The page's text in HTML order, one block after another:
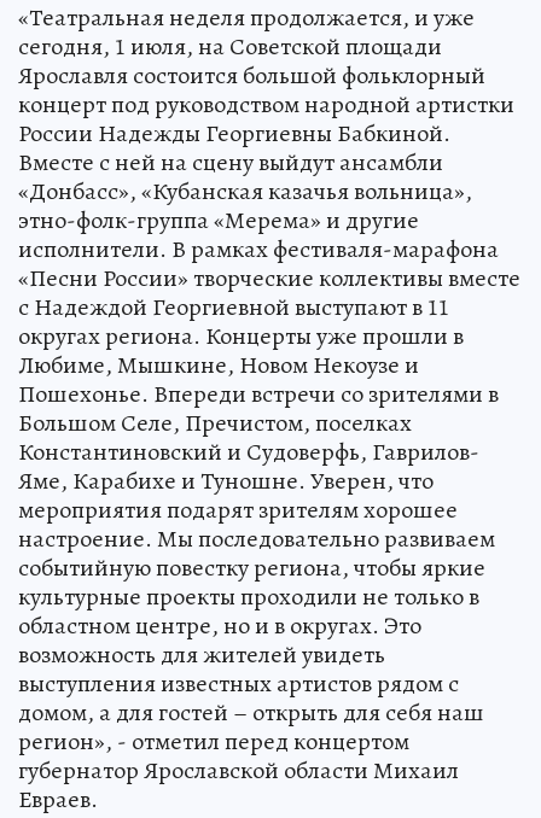
«Театральная неделя продолжается, и уже
сегодня, 1 июля, на Советской площади
Ярославля состоится большой фольклорный
концерт под руководством народной артистки
России Надежды Георгиевны Бабкиной.
Вместе с ней на сцену выйдут ансамбли
«Донбасс», «Кубанская казачья вольница»,
этно-фолк-группа «Мерема» и другие
исполнители. В рамках фестиваля-марафона
«Песни России» творческие коллективы вместе
с Надеждой Георгиевной выступают в 11
округах региона. Концерты уже прошли в
Любиме, Мышкине, Новом Некоузе и
Пошехонье. Впереди встречи со зрителями в
Большом Селе, Пречистом, поселках
Константиновский и Судоверфь, Гаврилов-
Яме, Карабихе и Туношне. Уверен, что
мероприятия подарят зрителям хорошее
настроение. Мы последовательно развиваем
событийную повестку региона, чтобы яркие
культурные проекты проходили не только в
областном центре, но и в округах. Это
возможность для жителей увидеть
выступления известных артистов рядом с
домом, а для гостей – открыть для себя наш
регион», - отметил перед концертом
губернатор Ярославской области Михаил
Евраев.